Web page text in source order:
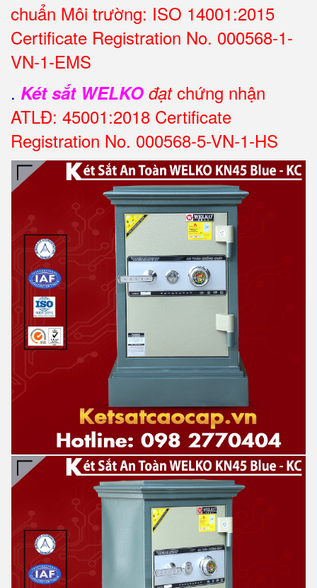
chuẩn Môi trường: ISO 14001:2015
Certificate Registration No. 000568-1-
VN-1-EMS
. Két sắt WELKO đạtchứng nhận
ATLĐ: 45001:2018 Certificate
Registration No. 000568-5-VN-1-HS